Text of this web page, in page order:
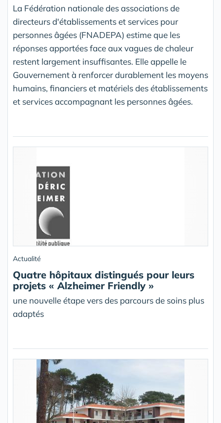
La Fédération nationale des associations de
directeurs d'établissements et services pour
personnes âgées (FNADEPA) estime que les
réponses apportées face aux vagues de chaleur
restent largement insuffisantes. Elle appelle le
Gouvernement à renforcer durablement les moyens
humains, financiers et matériels des établissements
et services accompagnant les personnes âgées.
Actualité
Quatre hôpitaux distingués pour leurs
projets « Alzheimer Friendly »
une nouvelle étape vers des parcours de soins plus
adaptés